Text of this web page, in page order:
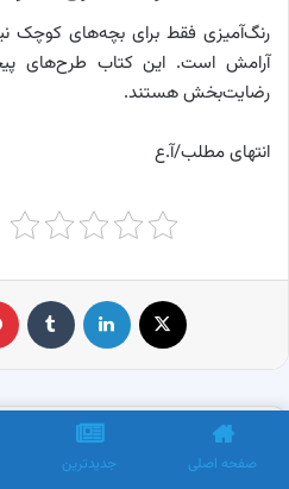
رنگ‌آمیزی فقط برای بچه‌های کوچک
آرامش است. این کتاب طرح‌های
رضایت‌بخش هستند.
انتهای مطلب/آ.ع
لینکدین
ایران
صفحه اصلی جدیدترین